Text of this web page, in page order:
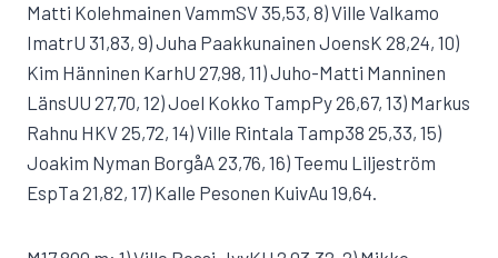
Matti Kolehmainen VammSV 35,53, 8) Ville Valkamo
ImatrU 31,83, 9) Juha Paakkunainen JoensK 28,24, 10)
Kim Hänninen KarhU 27,98, 11) Juho-Matti Manninen
LänsUU 27,70, 12) Joel Kokko TampPy 26,67, 13) Markus
Rahnu HKV 25,72, 14) Ville Rintala Tamp38 25,33, 15)
Joakim Nyman BorgåA 23,76, 16) Teemu Liljeström
EspTa 21,82, 17) Kalle Pesonen KuivAu 19,64.